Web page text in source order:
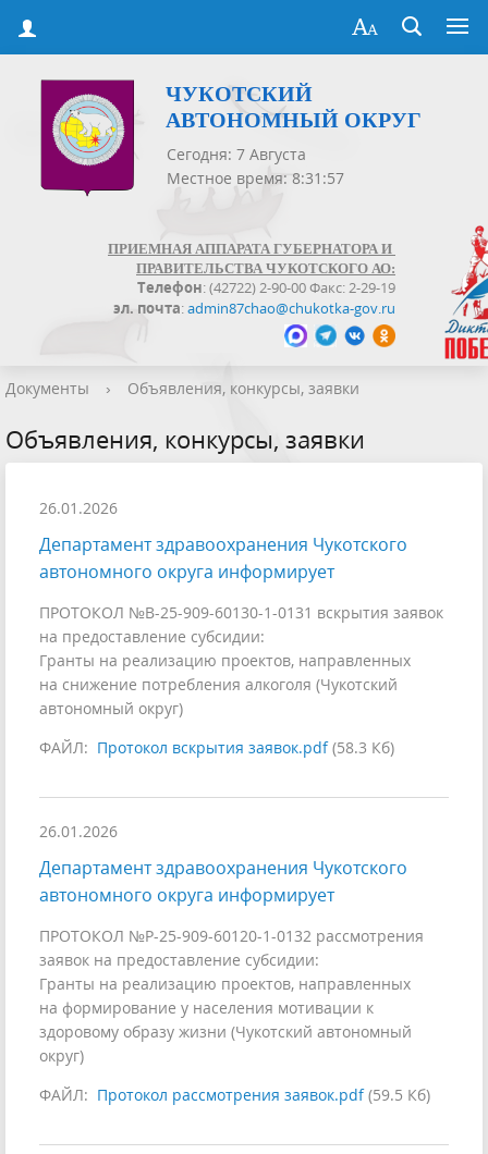
ЧУКОТСКИЙ
АВТОНОМНЫЙ ОКРУГ
Сегодня: 7 Августа
Местное время: 8:31:58
ПРИЕМНАЯ АППАРАТА ГУБЕРНАТОРА И
ПРАВИТЕЛЬСТВА ЧУКОТСКОГО АО:
Телефон: (42722) 2-90-00 Факс: 2-29-19
эл. почта:admin87chao@chukotka-gov.ru
Документы › Объявления, конкурсы, заявки
Объявления, конкурсы, заявки
26.01.2026
Департамент здравоохранения Чукотского
автономного округа информирует
ПРОТОКОЛ №В-25-909-60130-1-0131 вскрытия заявок
на предоставление субсидии:
Гранты на реализацию проектов, направленных
на снижение потребления алкоголя (Чукотский
автономный округ)
ФАЙЛ: Протокол вскрытия заявок.pdf(58.3 Кб)
26.01.2026
Департамент здравоохранения Чукотского
автономного округа информирует
ПРОТОКОЛ №Р-25-909-60120-1-0132 рассмотрения
заявок на предоставление субсидии:
Гранты на реализацию проектов, направленных
на формирование у населения мотивации к
здоровому образу жизни (Чукотский автономный
округ)
ФАЙЛ: Протокол рассмотрения заявок.pdf(59.5 Кб)